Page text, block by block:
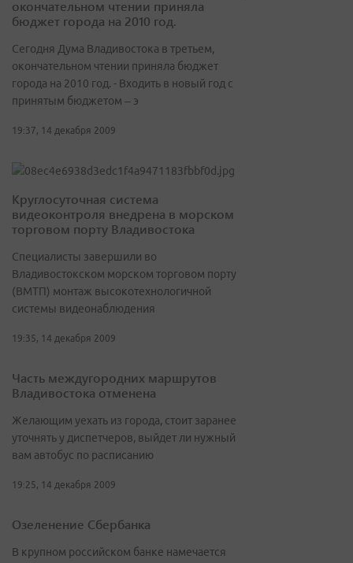
окончательном чтении приняла
бюджет города на 2010 год.
Сегодня Дума Владивостока в третьем,
окончательном чтении приняла бюджет
города на 2010 год. - Входить в новый год с
принятым бюджетом – э
19:37, 14 декабря 2009
Круглосуточная система
видеоконтроля внедрена в морском
торговом порту Владивостока
Специалисты завершили во
Владивостокском морском торговом порту
(ВМТП) монтаж высокотехнологичной
системы видеонаблюдения
19:35, 14 декабря 2009
Часть междугородних маршрутов
Владивостока отменена
Желающим уехать из города, стоит заранее
уточнять у диспетчеров, выйдет ли нужный
вам автобус по расписанию
19:25, 14 декабря 2009
Озеленение Сбербанка
В крупном российском банке намечается